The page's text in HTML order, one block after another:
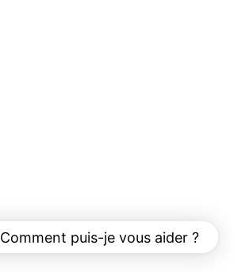
Comment puis-je vous aider ?